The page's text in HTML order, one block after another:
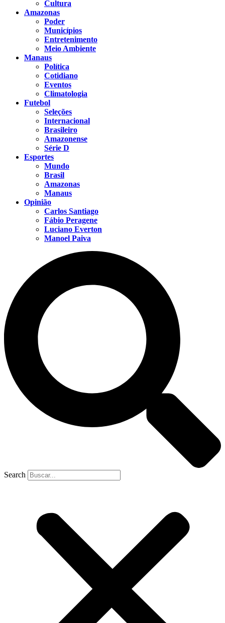
Cultura
Amazonas
Poder
Municípios
Entretenimento
Meio Ambiente
Manaus
Política
Cotidiano
Eventos
Climatologia
Futebol
Seleções
Internacional
Brasileiro
Amazonense
Série D
Esportes
Mundo
Brasil
Amazonas
Manaus
Opinião
Carlos Santiago
Fábio Peragene
Luciano Everton
Manoel Paiva
Search